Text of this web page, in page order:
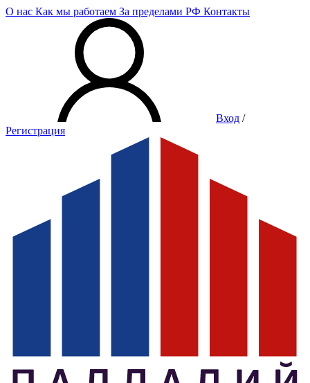
О нас Как мы работаем За пределами РФ Контакты
Вход /
Регистрация